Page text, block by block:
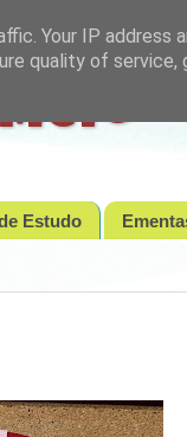
Estudo
Your IP address
quality of service,